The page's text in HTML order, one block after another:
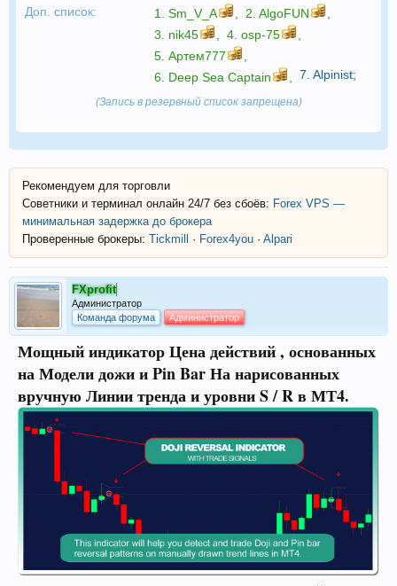
Доп. список:
1. Sm_V_A 2. AlgoFUN
3. nik45 4. osp-75
5. Артем777
6. Deep Sea Captain 7. Alpinist;
(Запись в резервный список запрещена)
Рекомендуем для торговли
Советники и терминал онлайн 24/7 без сбоёв: Forex VPS —
минимальная задержка до брокера
Проверенные брокеры: Tickmill · Forex4you · Alpari
FXprofit
Администратор
Команда форума
Администратор
Мощныйиндикатор Цена действий, основанных
наМодели дожи и Pin BarНа нарисованных
вручную Линии трендаи уровни S / R в МТ4.